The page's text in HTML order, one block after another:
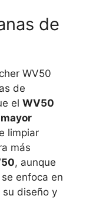
de
WV50
de
el WV50
limpiar
más
, aunque
enfoca en
diseño y